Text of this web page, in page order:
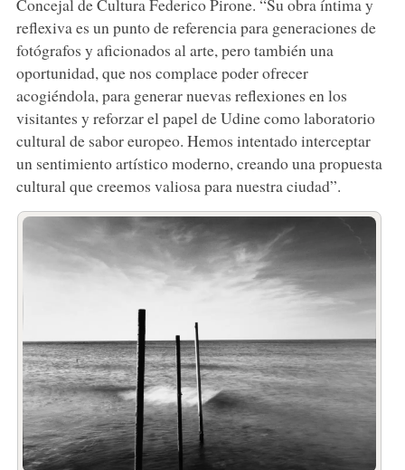
Concejal de Cultura Federico Pirone. “Su obra íntima y
reflexiva es un punto de referencia para generaciones de
fotógrafos y aficionados al arte, pero también una
oportunidad, que nos complace poder ofrecer
acogiéndola, para generar nuevas reflexiones en los
visitantes y reforzar el papel de Udine como laboratorio
cultural de sabor europeo. Hemos intentado interceptar
un sentimiento artístico moderno, creando una propuesta
cultural que creemos valiosa para nuestra ciudad”.